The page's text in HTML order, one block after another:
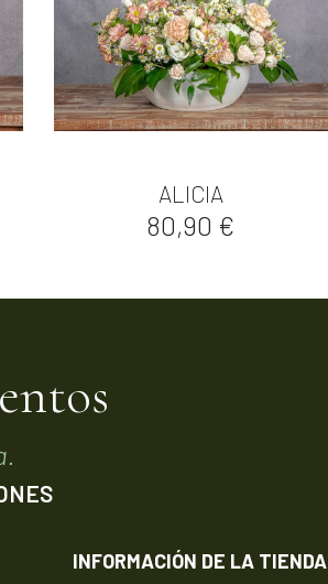
ALICIA
Precio
80,90 €
Vista rápida
INFORMACIÓN DE LA TIENDA